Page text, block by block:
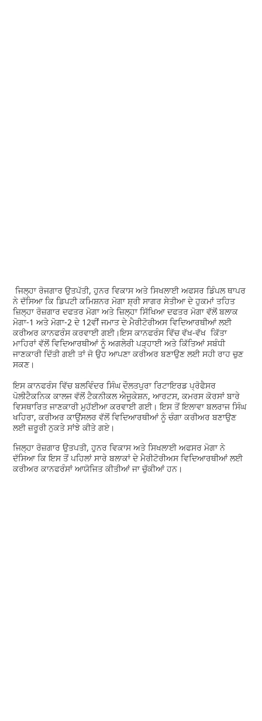
ਜਿਲ੍ਹਾ ਰੋਜਗਾਰ ਉਤਪੱਤੀ, ਹੁਨਰ ਵਿਕਾਸ ਅਤੇ ਸਿਖਲਾਈ ਅਫਸਰ ਡਿੰਪਲ ਥਾਪਰ
ਨੇ ਦੱਸਿਆ ਕਿ ਡਿਪਟੀ ਕਮਿਸ਼ਨਰ ਮੋਗਾ ਸ਼੍ਰੀ ਸਾਗਰ ਸੇਤੀਆ ਦੇ ਹੁਕਮਾਂ ਤਹਿਤ
ਜ਼ਿਲ੍ਹਾ ਰੋਜ਼ਗਾਰ ਦਫਤਰ ਮੋਗਾ ਅਤੇ ਜ਼ਿਲ੍ਹਾ ਸਿੱਖਿਆ ਦਫਤਰ ਮੋਗਾ ਵੱਲੋਂ ਬਲਾਕ
ਮੋਗਾ-1 ਅਤੇ ਮੋਗਾ-2 ਦੇ 12ਵੀਂ ਜਮਾਤ ਦੇ ਮੈਰੀਟੋਰੀਅਸ ਵਿਦਿਆਰਥੀਆਂ ਲਈ
ਕਰੀਅਰ ਕਾਨਫਰੰਸ ਕਰਵਾਈ ਗਈ।ਇਸ ਕਾਨਫਰੰਸ ਵਿੱਚ ਵੱਖ-ਵੱਖ ਕਿੱਤਾ
ਮਾਹਿਰਾਂ ਵੱਲੋਂ ਵਿਦਿਆਰਥੀਆਂ ਨੂੰ ਅਗਲੇਰੀ ਪੜ੍ਹਾਈ ਅਤੇ ਕਿੱਤਿਆਂ ਸਬੰਧੀ
ਜਾਣਕਾਰੀ ਦਿੱਤੀ ਗਈ ਤਾਂ ਜੋ ਉਹ ਆਪਣਾ ਕਰੀਅਰ ਬਣਾਉਣ ਲਈ ਸਹੀ ਰਾਹ ਚੁਣ
ਸਕਣ।
ਇਸ ਕਾਨਫਰੰਸ ਵਿੱਚ ਬਲਵਿੰਦਰ ਸਿੰਘ ਦੌਲਤਪੁਰਾ ਰਿਟਾਇਰਡ ਪ੍ਰੋਫੈਸਰ
ਪੋਲੀਟੈਕਨਿਕ ਕਾਲਜ ਵੱਲੋਂ ਟੈਕਨੀਕਲ ਐਜੂਕੇਸ਼ਨ, ਆਰਟਸ, ਕਮਰਸ ਕੋਰਸਾਂ ਬਾਰੇ
ਵਿਸਥਾਰਿਤ ਜਾਣਕਾਰੀ ਮੁਹੱਈਆ ਕਰਵਾਈ ਗਈ। ਇਸ ਤੋਂ ਇਲਾਵਾ ਬਲਰਾਜ ਸਿੰਘ
ਖਹਿਰਾ, ਕਰੀਅਰ ਕਾਉਂਸਲਰ ਵੱਲੋਂ ਵਿਦਿਆਰਥੀਆਂ ਨੂੰ ਚੰਗਾ ਕਰੀਅਰ ਬਣਾਉਣ
ਲਈ ਜ਼ਰੂਰੀ ਨੁਕਤੇ ਸਾਂਝੇ ਕੀਤੇ ਗਏ।
ਜਿਲ੍ਹਾ ਰੋਜ਼ਗਾਰ ਉਤਪਤੀ, ਹੁਨਰ ਵਿਕਾਸ ਅਤੇ ਸਿਖਲਾਈ ਅਫਸਰ ਮੋਗਾ ਨੇ
ਦੱਸਿਆ ਕਿ ਇਸ ਤੋਂ ਪਹਿਲਾਂ ਸਾਰੇ ਬਲਾਕਾਂ ਦੇ ਮੈਰੀਟੋਰੀਅਸ ਵਿਦਿਆਰਥੀਆਂ ਲਈ
ਕਰੀਅਰ ਕਾਨਫਰੰਸਾਂ ਆਯੋਜਿਤ ਕੀਤੀਆਂ ਜਾ ਚੁੱਕੀਆਂ ਹਨ।